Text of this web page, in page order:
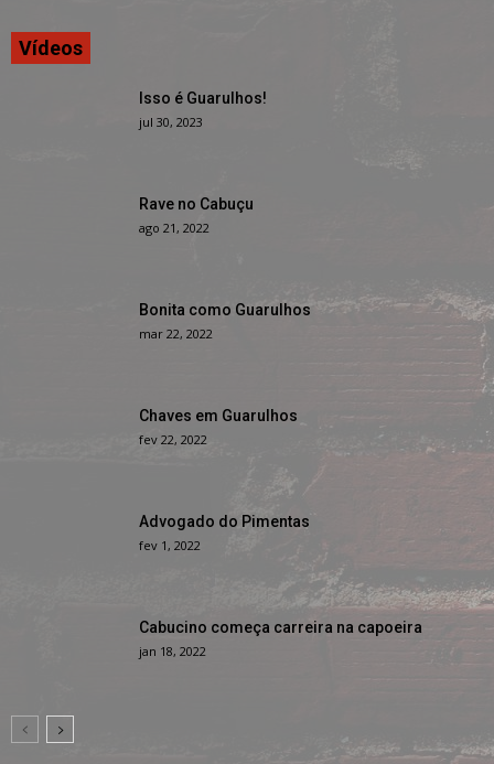
Vídeos
Isso é Guarulhos!
jul 30, 2023
Rave no Cabuçu
ago 21, 2022
Bonita como Guarulhos
mar 22, 2022
Chaves em Guarulhos
fev 22, 2022
Advogado do Pimentas
fev 1, 2022
Cabucino começa carreira na capoeira
jan 18, 2022